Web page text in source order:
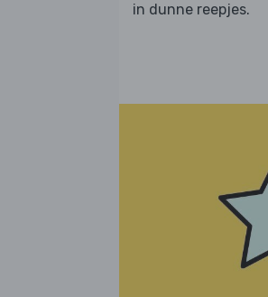
in dunne reepjes.